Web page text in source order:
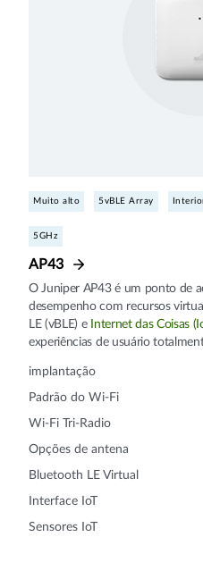
Muito alto 5vBLE Array
5GHz
AP43
O Juniper AP43 é um ponto de
desempenho com recursos
LE (vBLE) e Internet das Coisas
experiências de usuário
implantação
Padrão do Wi-Fi
Wi-Fi Tri-Radio
Opções de antena
Bluetooth LE Virtual
Interface IoT
Sensores IoT